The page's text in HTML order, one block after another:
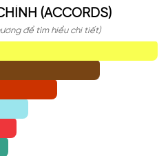
(ACCORDS)
để tìm hiểu chi tiết)